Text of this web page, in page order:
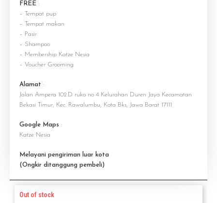
FREE :
– Tempat pup
– Tempat makan
– Pasir
– Shampoo
– Membership Katze Nesia
– Voucher Grooming
Alamat :
Jalan Ampera 102.D ruko no 4 Kelurahan Duren Jaya Kecamatan
Bekasi Timur, Kec. Rawalumbu, Kota Bks, Jawa Barat 17111
Google Maps :
Katze Nesia
Melayani pengiriman luar kota
(Ongkir ditanggung pembeli)
Out of stock